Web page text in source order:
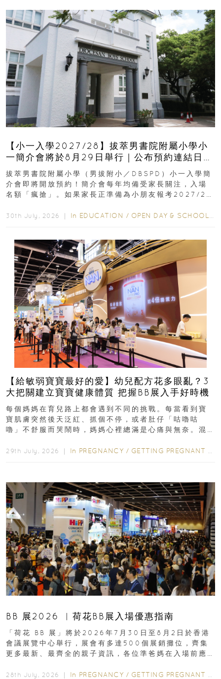
【小一入學2027/28】拔萃男書院附屬小學小
一簡介會將於8月29日舉行｜公布預約連結日期
｜更設有網上重溫
拔萃男書院附屬小學（男拔附小／DBSPD）小一入學簡
介會即將開放預約！簡介會每年均備受家長關注，入場
名額「瘋搶」。如果家長正準備為小朋友報考2027/28
30th July, 2026 ｜ In EDUCATION / OPEN DAY & SCHOOL EVENTS
【給敏弱寶寶最好的愛】幼兒配方花多眼亂？3
大把關建立寶寶健康體質 把握BB展入手好時機
每個媽媽在育兒路上都會遇到不同的挑戰。每當看到寶
寶肌膚突然後天泛紅、抓個不停，或者肚仔「咕嚕咕
嚕」不舒服而哭鬧時，媽媽心裡總滿是心痛與無奈。混
29th July, 2026 ｜ In PREGNANCY / GETTING PREGNANT
BB 展2026 ︳荷花BB展入場優惠指南
「荷花 BB 展」將於2026年7月30日至8月2日於香港
會議展覽中心舉行，展會有多達500個展銷攤位，齊集
更多最新、最齊全的親子資訊，各位準爸媽在入場前應
28th July, 2026 ｜ In PREGNANCY / GETTING PREGNANT